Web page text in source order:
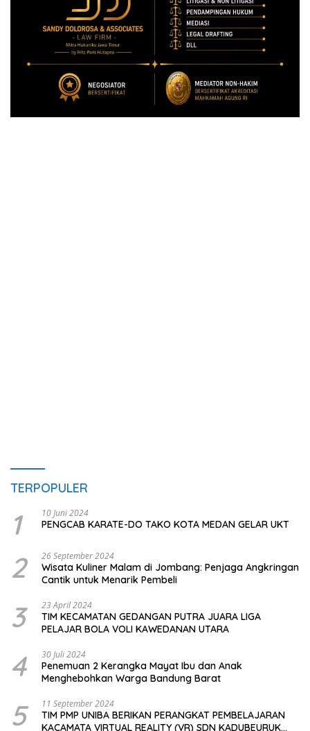
TERPOPULER
1 10 Juni 2024
PENGCAB KARATE-DO TAKO KOTA MEDAN GELAR UKT
2 26 September 2024
Wisata Kuliner Malam di Jombang: Penjaga Angkringan
Cantik untuk Menarik Pembeli
3 23 April 2024
TIM KECAMATAN GEDANGAN PUTRA JUARA LIGA
PELAJAR BOLA VOLI KAWEDANAN UTARA
4 30 Juli 2024
Penemuan 2 Kerangka Mayat Ibu dan Anak
Menghebohkan Warga Bandung Barat
5 11 September 2024
TIM PMP UNIBA BERIKAN PERANGKAT PEMBELAJARAN
KACAMATA VIRTUAL REALITY (VR) SDN KADUBEURUK